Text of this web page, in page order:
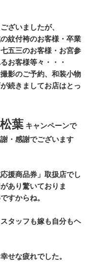
ざいましたが、
紋付袴のお客様・卒業
五三のお客様・お宮参
お客様等々・・・
影のご予約、和装小物
続きましてお店はとっ
松葉 キャンペーンで
・感謝でございます
応援商品券」取扱店でし
あり驚いておりま
すからね。
タッフも嫁も自分もヘ
せな疲れでした。